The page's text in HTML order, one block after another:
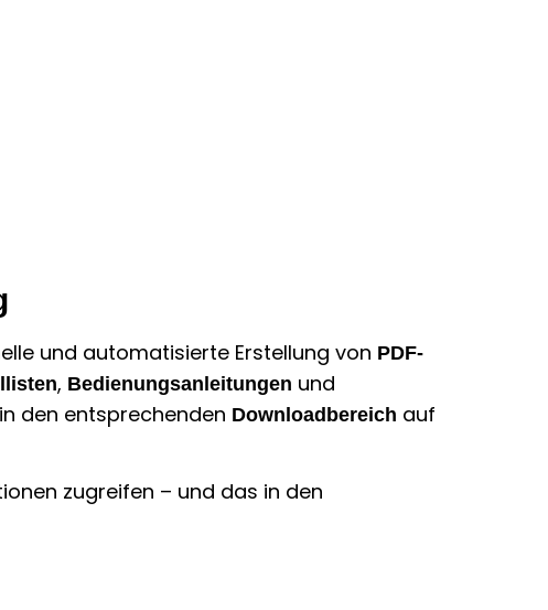
und automatisierte Erstellung von PDF-
, Bedienungsanleitungen und
den entsprechenden Downloadbereich auf
zugreifen – und das in den